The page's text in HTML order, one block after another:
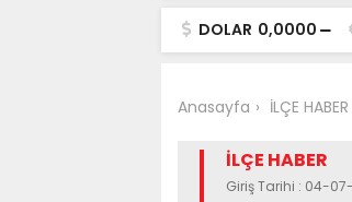
DOLAR 0,0000
Anasayfa İLÇE HABER
İLÇE HABER
Giriş Tarihi : 04-